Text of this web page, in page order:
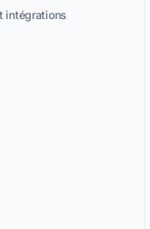
intégrations